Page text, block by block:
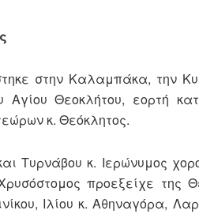
στην Καλαμπάκα, την
Αγίου Θεοκλήτου, εορτή
κ. Θεόκλητος.
Τυρνάβου κ. Ιερώνυμος
προεξείχε της
Ιλίου κ. Αθηναγόρα,